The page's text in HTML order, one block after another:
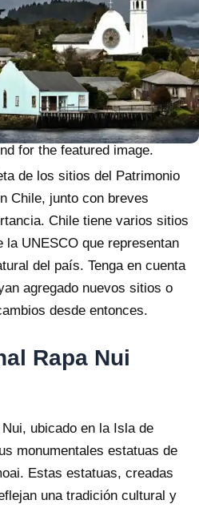
for the featured image.
de los sitios del Patrimonio
Chile, junto con breves
Chile tiene varios sitios
la UNESCO que representan
del país. Tenga en cuenta
agregado nuevos sitios o
desde entonces.
Rapa Nui
ubicado en la Isla de
monumentales estatuas de
Estas estatuas, creadas
una tradición cultural y